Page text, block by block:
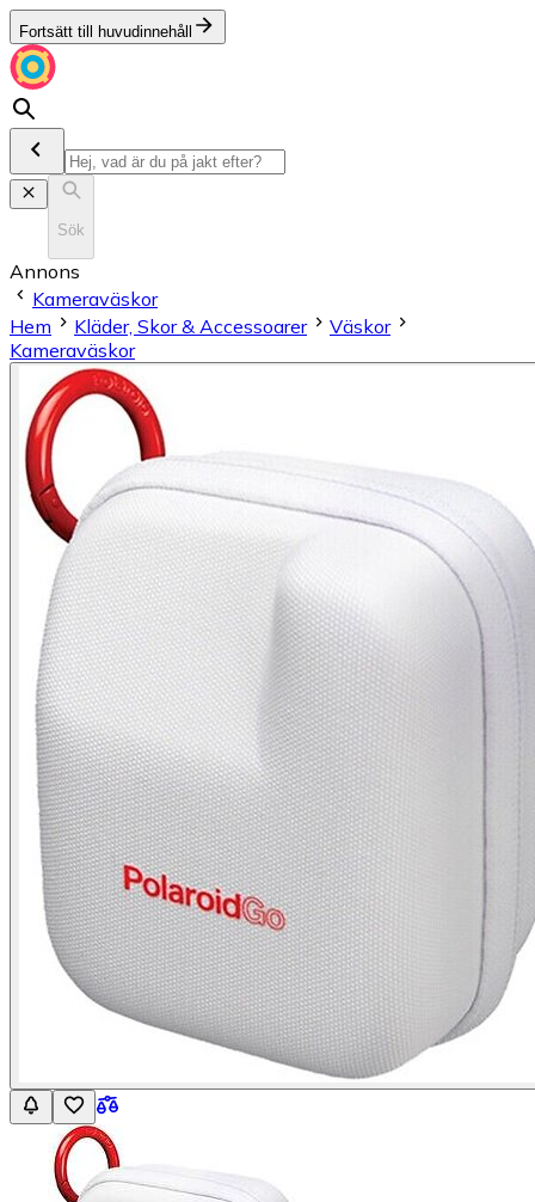
Fortsätt till huvudinnehåll
Sök
Annons
Kameraväskor
Hem
Kläder, Skor & Accessoarer
Väskor
Kameraväskor